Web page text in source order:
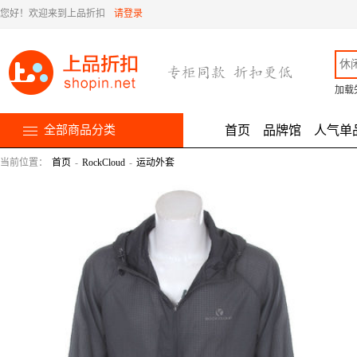
您好！欢迎来到上品折扣 请登录
加载
全部商品分类 首页 品牌馆 人气单
当前位置： 首页 - RockCloud - 运动外套